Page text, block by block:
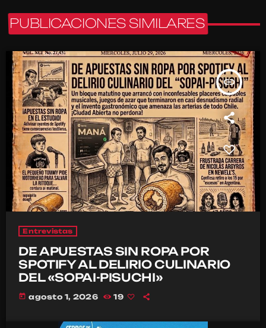
PUBLICACIONES SIMILARES
insert_link
Entrevistas
DE APUESTAS SIN ROPA POR
SPOTIFY AL DELIRIO CULINARIO
DEL «SOPAI-PISUCHI»
today agosto 1, 2026 19